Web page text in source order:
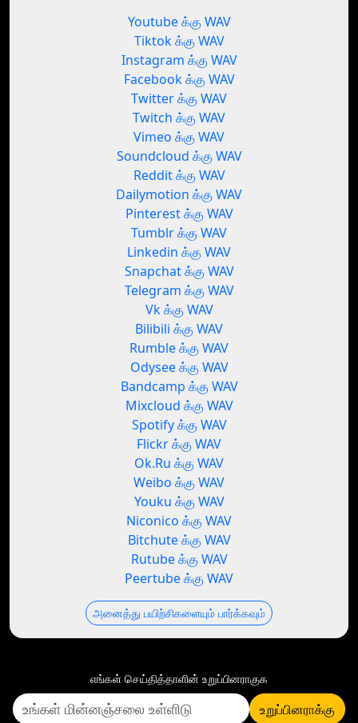
Youtube க்கு WAV
Tiktok க்கு WAV
Instagram க்கு WAV
Facebook க்கு WAV
Twitter க்கு WAV
Twitch க்கு WAV
Vimeo க்கு WAV
Soundcloud க்கு WAV
Reddit க்கு WAV
Dailymotion க்கு WAV
Pinterest க்கு WAV
Tumblr க்கு WAV
Linkedin க்கு WAV
Snapchat க்கு WAV
Telegram க்கு WAV
Vk க்கு WAV
Bilibili க்கு WAV
Rumble க்கு WAV
Odysee க்கு WAV
Bandcamp க்கு WAV
Mixcloud க்கு WAV
Spotify க்கு WAV
Flickr க்கு WAV
Ok.Ru க்கு WAV
Weibo க்கு WAV
Youku க்கு WAV
Niconico க்கு WAV
Bitchute க்கு WAV
Rutube க்கு WAV
Peertube க்கு WAV
அனைத்து பயிற்சிகளையும் பார்க்கவும்
எங்கள் செய்தித்தாளின் உறுப்பினராகுக
உறுப்பினராக்கு